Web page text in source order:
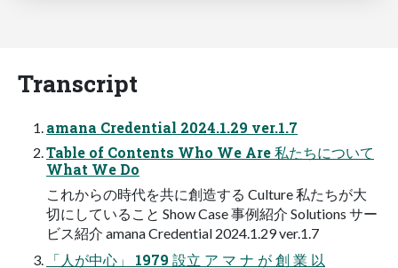
Transcript
amana Credential 2024.1.29 ver.1.7
Table of Contents Who We Are 私たちについて
What We Do
これからの時代を共に創造する Culture 私たちが⼤
切にしていること Show Case 事例紹介 Solutions サー
ビス紹介 amana Credential 2024.1.29 ver.1.7
「⼈が中⼼」 1979 設⽴ ア マ ナ が 創 業 以